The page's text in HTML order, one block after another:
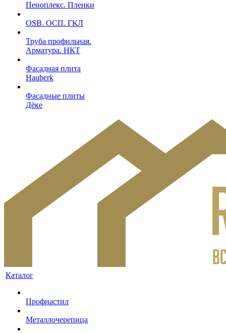
Пеноплекс. Пленки
OSB. ОСП. ГКЛ
Труба профильная.
Арматура. НКТ
Фасадная плита
Hauberk
Фасадные плиты
Дёке
Каталог
Профнастил
Металлочерепица